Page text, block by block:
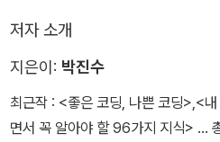
저자 소개
지은이: 박진수
최근작 : <좋은 코딩, 나쁜 코딩>,<
면서 꼭 알아야 할 96가지 지식> …